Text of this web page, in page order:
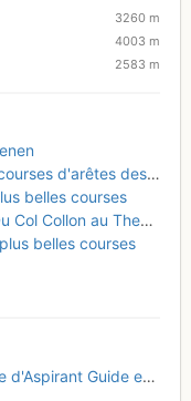
3260 m
4003 m
2583 m
d'arêtes des Alpes
belles courses
au Theodulpass
belles courses
Guide en France - 2024